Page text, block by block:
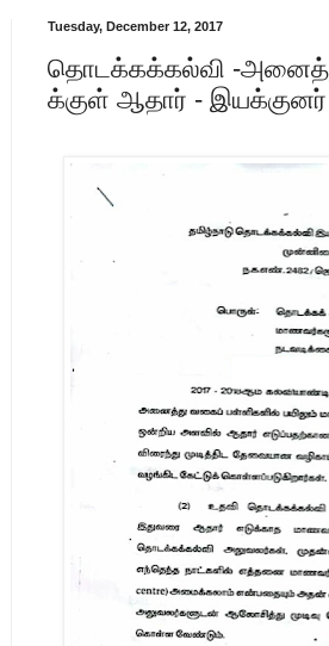
Tuesday, December 12, 2017
தொடக்கக்கல்வி -
க்குள் ஆதார் -